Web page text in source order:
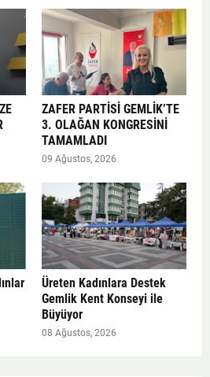
ZAFER PARTİSİ GEMLİK’TE
3. OLAĞAN KONGRESİNİ
TAMAMLADI
09 Ağustos, 2026
Üreten Kadınlara Destek
Gemlik Kent Konseyi ile
Büyüyor
08 Ağustos, 2026